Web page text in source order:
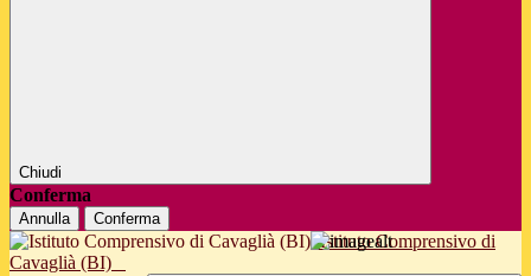
Chiudi
Conferma
Annulla Conferma
Istituto Comprensivo di
Cavaglià (BI)